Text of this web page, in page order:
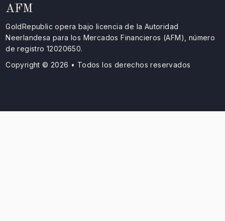
AFM
GoldRepublic opera bajo licencia de la Autoridad
Neerlandesa para los Mercados Financieros (AFM), número
de registro 12020650.
Copyright © 2026 • Todos los derechos reservados